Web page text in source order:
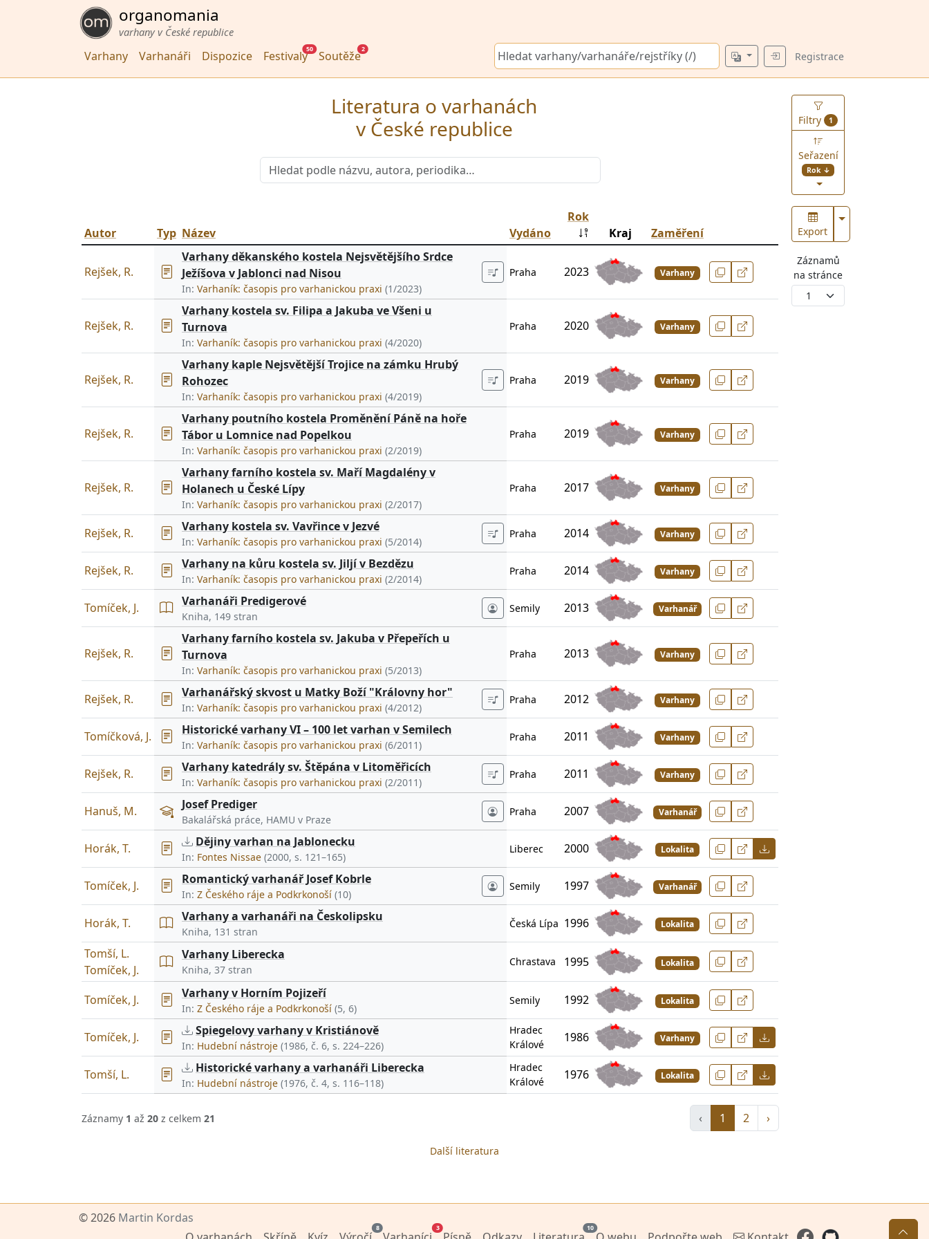
organomania
varhany v České republice
Varhany Varhanáři Dispozice Festivaly50 Soutěže2
Registrace
Filtry 1
Seřazení
Rok ↓
Export
Zobrazit více
Záznamů
na stránce
1
Literatura o varhanách
v České republice
Autor Typ Název Vydáno
Rok
Kraj
Zaměření
Rejšek, R.
Varhany děkanského kostela Nejsvětějšího Srdce
Ježíšova v Jablonci nad Nisou
In: Varhaník: časopis pro varhanickou praxi (1/2023)
Praha 2023 Varhany
Rejšek, R.
Varhany kostela sv. Filipa a Jakuba ve Všeni u
Turnova
In: Varhaník: časopis pro varhanickou praxi (4/2020)
Praha 2020 Varhany
Rejšek, R.
Varhany kaple Nejsvětější Trojice na zámku Hrubý
Rohozec
In: Varhaník: časopis pro varhanickou praxi (4/2019)
Praha 2019 Varhany
Rejšek, R.
Varhany poutního kostela Proměnění Páně na hoře
Tábor u Lomnice nad Popelkou
In: Varhaník: časopis pro varhanickou praxi (2/2019)
Praha 2019 Varhany
Rejšek, R.
Varhany farního kostela sv. Maří Magdalény v
Holanech u České Lípy
In: Varhaník: časopis pro varhanickou praxi (2/2017)
Praha 2017 Varhany
Rejšek, R. Varhany kostela sv. Vavřince v Jezvé
In: Varhaník: časopis pro varhanickou praxi (5/2014)
Praha 2014 Varhany
Rejšek, R. Varhany na kůru kostela sv. Jiljí v Bezdězu
In: Varhaník: časopis pro varhanickou praxi (2/2014)
Praha 2014 Varhany
Tomíček, J. Varhanáři Predigerové
Kniha, 149 stran
Semily 2013 Varhanář
Rejšek, R.
Varhany farního kostela sv. Jakuba v Přepeřích u
Turnova
In: Varhaník: časopis pro varhanickou praxi (5/2013)
Praha 2013 Varhany
Rejšek, R. Varhanářský skvost u Matky Boží "Královny hor"
In: Varhaník: časopis pro varhanickou praxi (4/2012)
Praha 2012 Varhany
Tomíčková, J. Historické varhany VI – 100 let varhan v Semilech
In: Varhaník: časopis pro varhanickou praxi (6/2011)
Praha 2011 Varhany
Rejšek, R. Varhany katedrály sv. Štěpána v Litoměřicích
In: Varhaník: časopis pro varhanickou praxi (2/2011)
Praha 2011 Varhany
Hanuš, M. Josef Prediger
Bakalářská práce, HAMU v Praze
Praha 2007 Varhanář
Horák, T. Dějiny varhan na Jablonecku
In: Fontes Nissae (2000, s. 121–165)
Liberec 2000 Lokalita
Tomíček, J. Romantický varhanář Josef Kobrle
In: Z Českého ráje a Podkrkonoší (10)
Semily 1997 Varhanář
Horák, T. Varhany a varhanáři na Českolipsku
Kniha, 131 stran
Česká Lípa 1996 Lokalita
Tomší, L.
Tomíček, J.
Varhany Liberecka
Kniha, 37 stran
Chrastava 1995 Lokalita
Tomíček, J. Varhany v Horním Pojizeří
In: Z Českého ráje a Podkrkonoší (5, 6)
Semily 1992 Lokalita
Tomíček, J. Spiegelovy varhany v Kristiánově
In: Hudební nástroje (1986, č. 6, s. 224–226)
Hradec
Králové
1986 Varhany
Tomší, L. Historické varhany a varhanáři Liberecka
In: Hudební nástroje (1976, č. 4, s. 116–118)
Hradec
Králové
1976 Lokalita
Záznamy 1 až 20 z celkem 21 ‹ 1 2 ›
Další literatura
© 2026 Martin Kordas
8 3 10